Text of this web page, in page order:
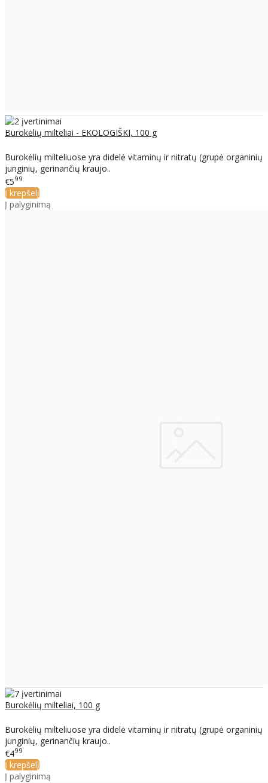
Burokėlių milteliai - EKOLOGIŠKI, 100 g
Burokėlių milteliuose yra didelė vitaminų ir nitratų (grupė organinių
junginių, gerinančių kraujo..
€599
Į krepšelį
Į palyginimą
Burokėlių milteliai, 100 g
Burokėlių milteliuose yra didelė vitaminų ir nitratų (grupė organinių
junginių, gerinančių kraujo..
€499
Į krepšelį
Į palyginimą